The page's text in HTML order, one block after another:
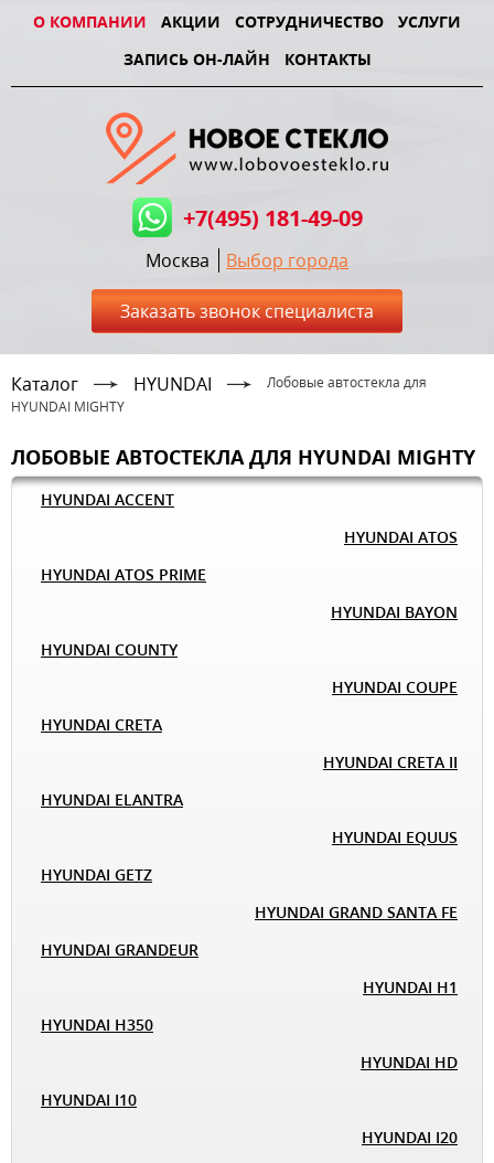
О КОМПАНИИ АКЦИИ СОТРУДНИЧЕСТВО
УСЛУГИ
ЗАПИСЬ ОН-ЛАЙН
КОНТАКТЫ
+7(495) 181-49-09
Москва Выбор города
Заказать звонок специалиста
Каталог HYUNDAI
Лобовые автостекла для
HYUNDAI MIGHTY
ЛОБОВЫЕ АВТОСТЕКЛА ДЛЯ HYUNDAI MIGHTY
HYUNDAI ACCENT
HYUNDAI ATOS
HYUNDAI ATOS PRIME
HYUNDAI BAYON
HYUNDAI COUNTY
HYUNDAI COUPE
HYUNDAI CRETA
HYUNDAI CRETA II
HYUNDAI ELANTRA
HYUNDAI EQUUS
HYUNDAI GETZ
HYUNDAI GRAND SANTA FE
HYUNDAI GRANDEUR
HYUNDAI H1
HYUNDAI H350
HYUNDAI HD
HYUNDAI I10
HYUNDAI I20